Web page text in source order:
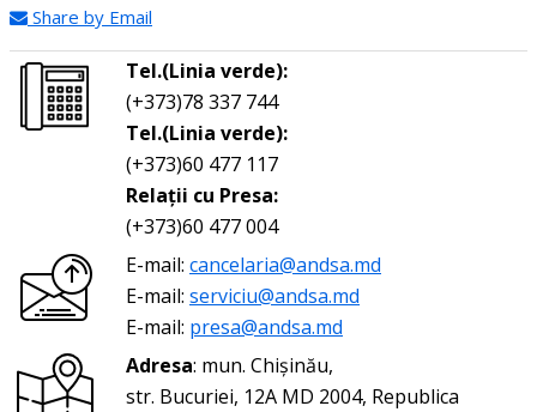
Share by Email
Tel.(Linia verde):
(+373)78 337 744
Tel.(Linia verde):
(+373)60 477 117
Relații cu Presa:
(+373)60 477 004
E-mail: cancelaria@andsa.md
E-mail: serviciu@andsa.md
E-mail: presa@andsa.md
Adresa: mun. Chișinău,
str. Bucuriei, 12A MD 2004, Republica